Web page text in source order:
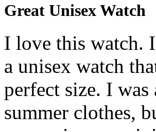
Great Unisex Watch
I love this watch.
a unisex watch
perfect size. I
summer clothes,